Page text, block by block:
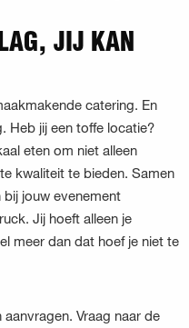
JIJ KAN
catering. En
Heb jij een toffe locatie?
eten om niet alleen
kwaliteit te bieden. Samen
jouw evenement
Jij hoeft alleen je
meer dan dat hoef je niet te
Vraag naar de